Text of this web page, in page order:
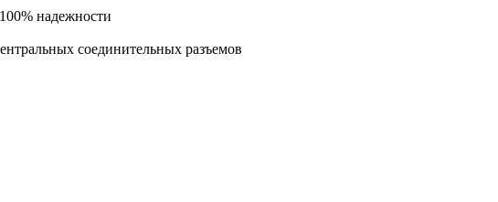
надежности
соединительных разъемов